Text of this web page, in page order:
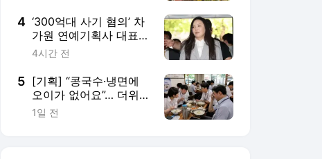
4 ‘300억대 사기 혐의’ 차
가원 연예기획사 대표
서울중앙지검 구속송치
4시간 전
5 [기획] “콩국수·냉면에
오이가 없어요”… 더위
먹는 사람들
1일 전